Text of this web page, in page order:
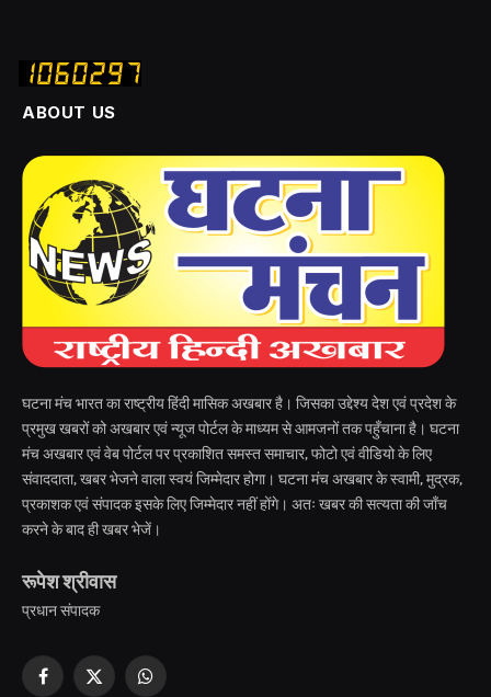
ABOUT US
घटना मंच भारत का राष्ट्रीय हिंदी मासिक अखबार है। जिसका उद्देश्य देश एवं प्रदेश के
प्रमुख खबरों को अखबार एवं न्यूज पोर्टल के माध्यम से आमजनों तक पहुँचाना है। घटना
मंच अखबार एवं वेब पोर्टल पर प्रकाशित समस्त समाचार, फोटो एवं वीडियो के लिए
संवाददाता, खबर भेजने वाला स्वयं जिम्मेदार होगा। घटना मंच अखबार के स्वामी, मुद्रक,
प्रकाशक एवं संपादक इसके लिए जिम्मेदार नहीं होंगे। अतः खबर की सत्यता की जाँच
करने के बाद ही खबर भेजें।
रूपेश श्रीवास
प्रधान संपादक
Facebook
X
WhatsApp